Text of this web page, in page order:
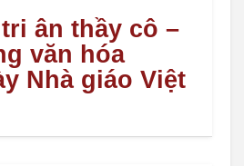
ân thầy cô –
văn hóa
Nhà giáo Việt